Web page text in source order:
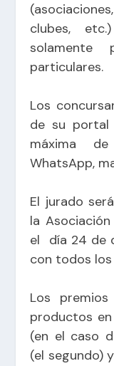
clubes,
particulares.
Los
de su portal
máxima
WhatsApp,
El jurado
la
el día 24 de
con todos
Los
productos
(en el caso
(el segundo)